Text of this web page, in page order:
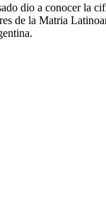
dio a conocer la
de la Matria